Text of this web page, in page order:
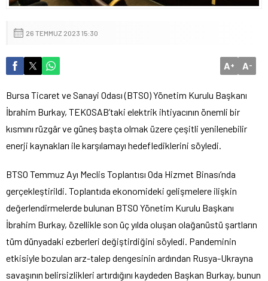
26 TEMMUZ 2023 15:30
A+ A-
Bursa Ticaret ve Sanayi Odası (BTSO) Yönetim Kurulu Başkanı
İbrahim Burkay, TEKOSAB’taki elektrik ihtiyacının önemli bir
kısmını rüzgâr ve güneş başta olmak üzere çeşitli yenilenebilir
enerji kaynakları ile karşılamayı hedeflediklerini söyledi.
BTSO Temmuz Ayı Meclis Toplantısı Oda Hizmet Binası’nda
gerçekleştirildi. Toplantıda ekonomideki gelişmelere ilişkin
değerlendirmelerde bulunan BTSO Yönetim Kurulu Başkanı
İbrahim Burkay, özellikle son üç yılda oluşan olağanüstü şartların
tüm dünyadaki ezberleri değiştirdiğini söyledi. Pandeminin
etkisiyle bozulan arz-talep dengesinin ardından Rusya-Ukrayna
savaşının belirsizlikleri artırdığını kaydeden Başkan Burkay, bunun